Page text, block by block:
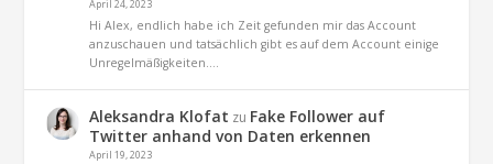
April 24, 2023
Hi Alex, endlich habe ich Zeit gefunden mir das Account
anzuschauen und tatsächlich gibt es auf dem Account einige
Unregelmäßigkeiten.…
Aleksandra Klofat zu Fake Follower auf
Twitter anhand von Daten erkennen
April 19, 2023